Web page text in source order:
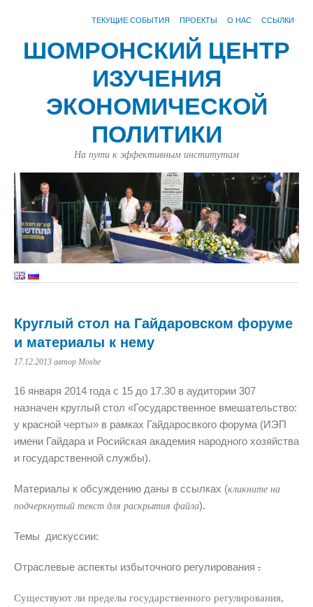
ТЕКУЩИЕ СОБЫТИЯ ПРОЕКТЫ О НАС ССЫЛКИ
ШОМРОНСКИЙ ЦЕНТР
ИЗУЧЕНИЯ
ЭКОНОМИЧЕСКОЙ
ПОЛИТИКИ
На пути к эффективным институтам
Круглый стол на Гайдаровском форуме
и материалы к нему
17.12.2013 автор Moshe
16 января 2014 года с 15 до 17.30 в аудитории 307
назначен круглый стол «Государственное вмешательство:
у красной черты» в рамках Гайдаросвкого форума (ИЭП
имени Гайдара и Росийская академия народного хозяйства
и государственной службы).
Материалы к обсуждению даны в ссылках (кликните на
подчеркнутый текст для раскрытия файла).
Темы дискуссии:
Отраслевые аспекты избыточного регулирования .
Существуют ли пределы государственного регулирования,